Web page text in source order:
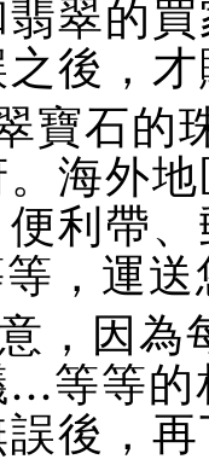
翠的
後，
寶石的
海外
利帶
，運
，因為
等等
後，